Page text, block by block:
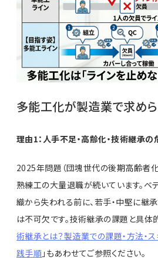
多能工化が製造業で求め
理由1：人手不足・高齢化・技術継承の
2025年問題（団塊世代の後期高齢者化
熟練工の大量退職が続いています。ベ
織から失われる前に、若手・中堅に継
は不可欠です。技術継承の課題と具体
術継承とは？製造業での課題・方法・
践手順 」もあわせてご参照ください。